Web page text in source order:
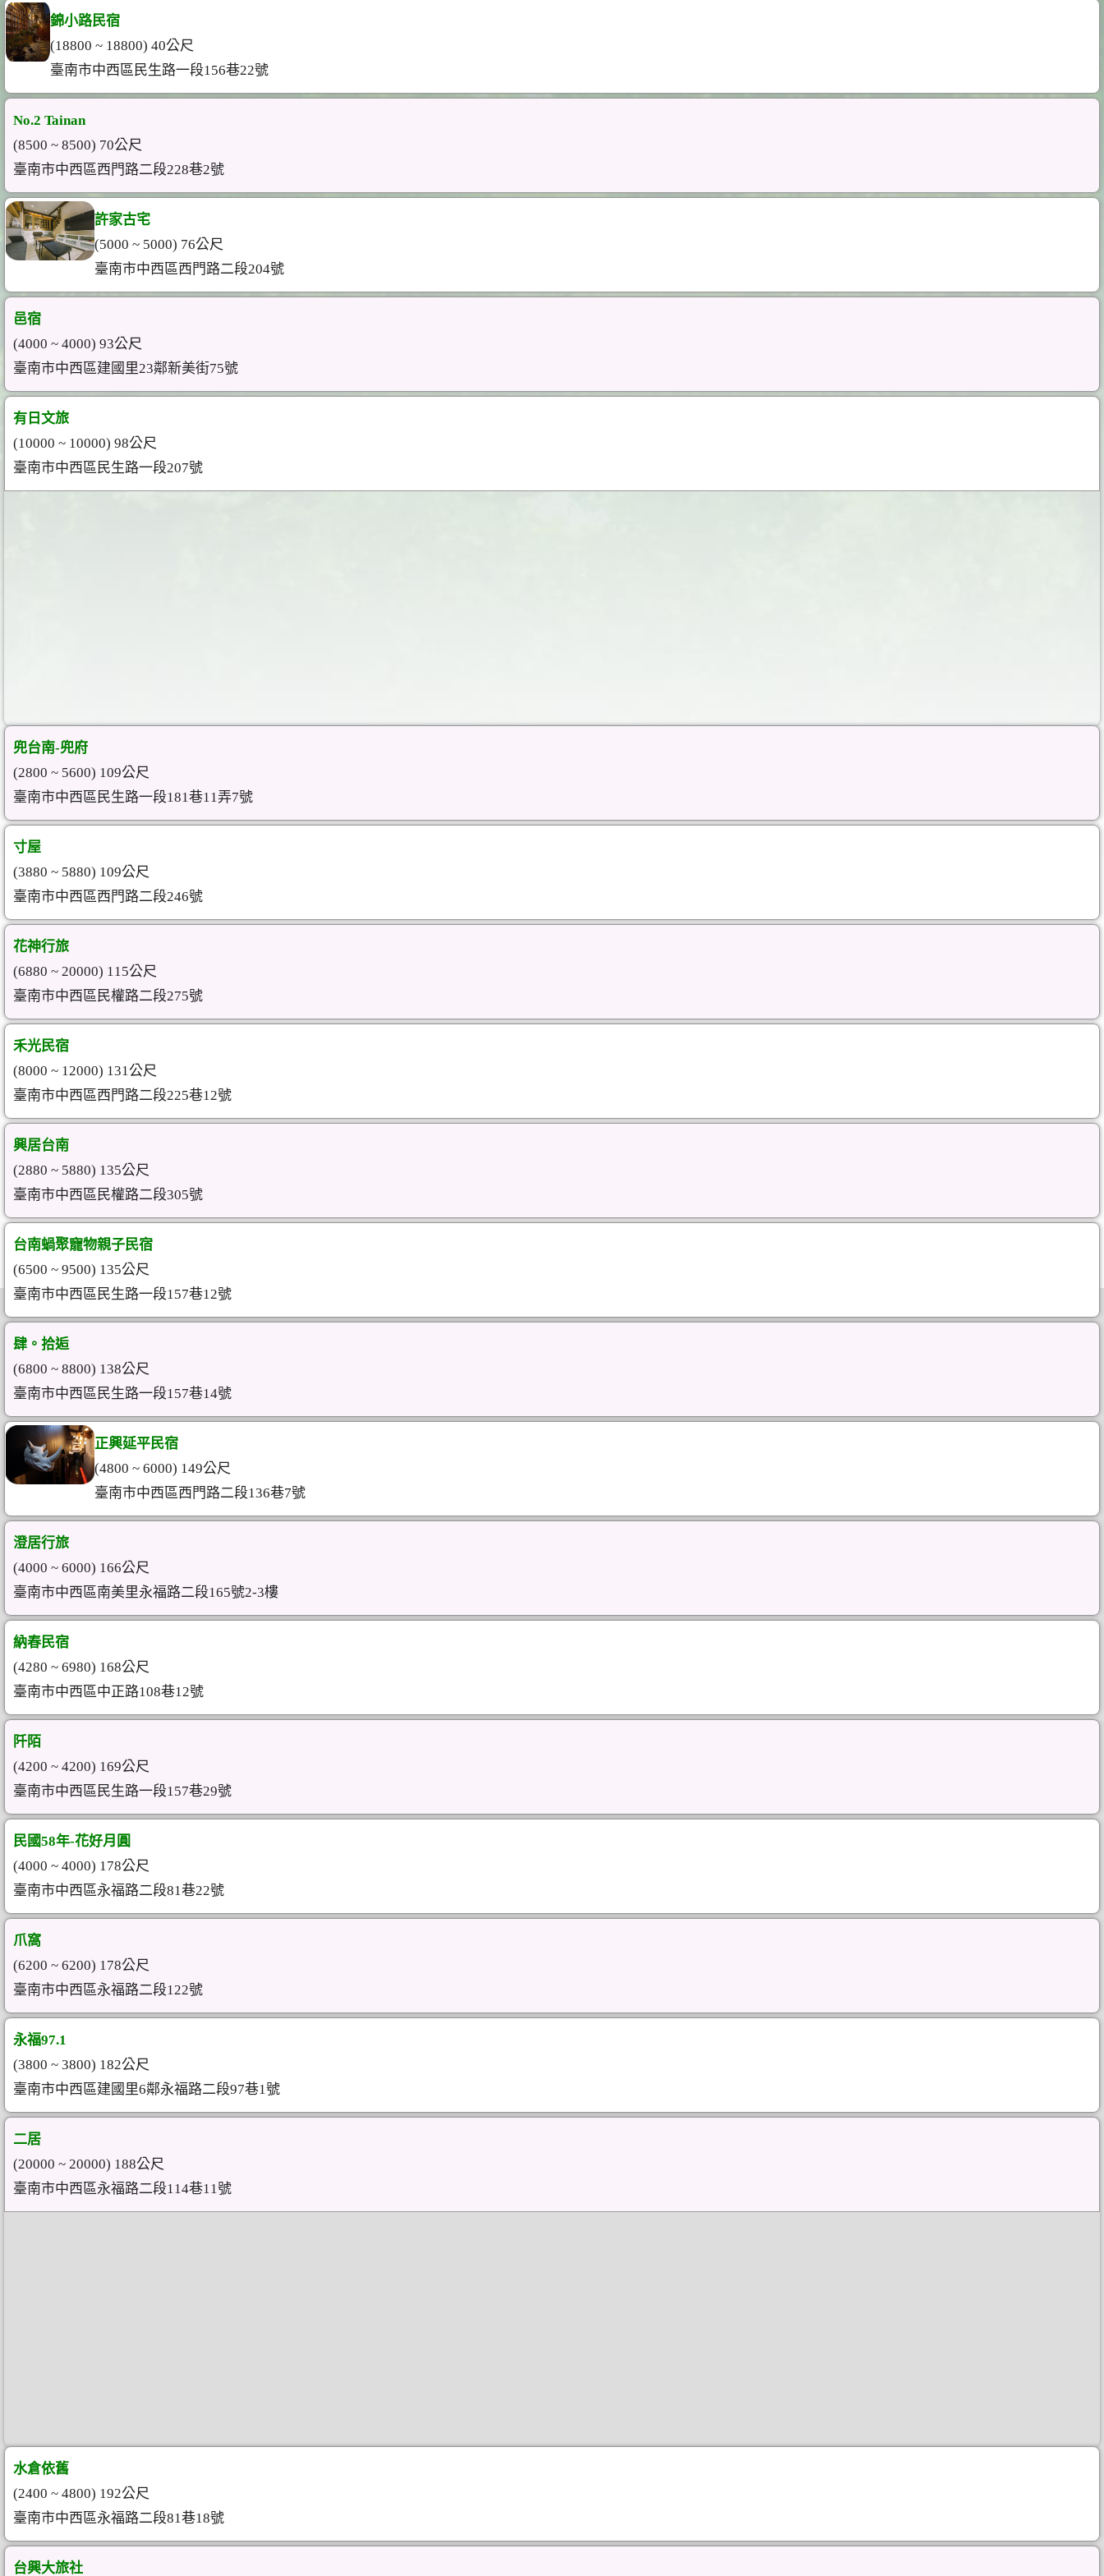
錦小路民宿
(18800 ~ 18800) 40公尺
臺南市中西區民生路一段156巷22號
No.2 Tainan
(8500 ~ 8500) 70公尺
臺南市中西區西門路二段228巷2號
許家古宅
(5000 ~ 5000) 76公尺
臺南市中西區西門路二段204號
邑宿
(4000 ~ 4000) 93公尺
臺南市中西區建國里23鄰新美街75號
有日文旅
(10000 ~ 10000) 98公尺
臺南市中西區民生路一段207號
兜台南-兜府
(2800 ~ 5600) 109公尺
臺南市中西區民生路一段181巷11弄7號
寸屋
(3880 ~ 5880) 109公尺
臺南市中西區西門路二段246號
花神行旅
(6880 ~ 20000) 115公尺
臺南市中西區民權路二段275號
禾光民宿
(8000 ~ 12000) 131公尺
臺南市中西區西門路二段225巷12號
興居台南
(2880 ~ 5880) 135公尺
臺南市中西區民權路二段305號
台南蝸聚寵物親子民宿
(6500 ~ 9500) 135公尺
臺南市中西區民生路一段157巷12號
肆。拾逅
(6800 ~ 8800) 138公尺
臺南市中西區民生路一段157巷14號
正興延平民宿
(4800 ~ 6000) 149公尺
臺南市中西區西門路二段136巷7號
澄居行旅
(4000 ~ 6000) 166公尺
臺南市中西區南美里永福路二段165號2-3樓
納春民宿
(4280 ~ 6980) 168公尺
臺南市中西區中正路108巷12號
阡陌
(4200 ~ 4200) 169公尺
臺南市中西區民生路一段157巷29號
民國58年-花好月圓
(4000 ~ 4000) 178公尺
臺南市中西區永福路二段81巷22號
爪窩
(6200 ~ 6200) 178公尺
臺南市中西區永福路二段122號
永福97.1
(3800 ~ 3800) 182公尺
臺南市中西區建國里6鄰永福路二段97巷1號
二居
(20000 ~ 20000) 188公尺
臺南市中西區永福路二段114巷11號
水倉依舊
(2400 ~ 4800) 192公尺
臺南市中西區永福路二段81巷18號
台興大旅社